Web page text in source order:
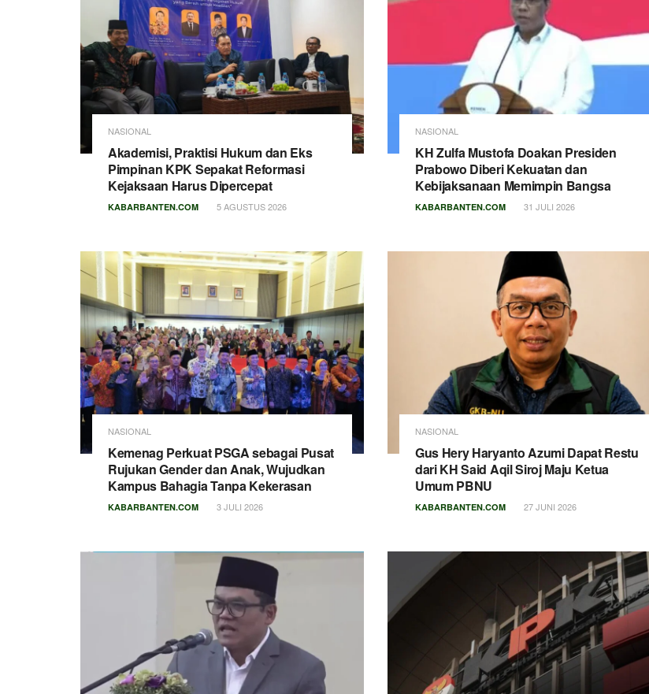
NASIONAL
Akademisi, Praktisi Hukum dan Eks
Pimpinan KPK Sepakat Reformasi
Kejaksaan Harus Dipercepat
KABARBANTEN.COM 5 AGUSTUS 2026
NASIONAL
KH Zulfa Mustofa Doakan Presiden
Prabowo Diberi Kekuatan dan
Kebijaksanaan Memimpin Bangsa
KABARBANTEN.COM 31 JULI 2026
NASIONAL
Kemenag Perkuat PSGA sebagai Pusat
Rujukan Gender dan Anak, Wujudkan
Kampus Bahagia Tanpa Kekerasan
KABARBANTEN.COM 3 JULI 2026
NASIONAL
Gus Hery Haryanto Azumi Dapat Restu
dari KH Said Aqil Siroj Maju Ketua
Umum PBNU
KABARBANTEN.COM 27 JUNI 2026